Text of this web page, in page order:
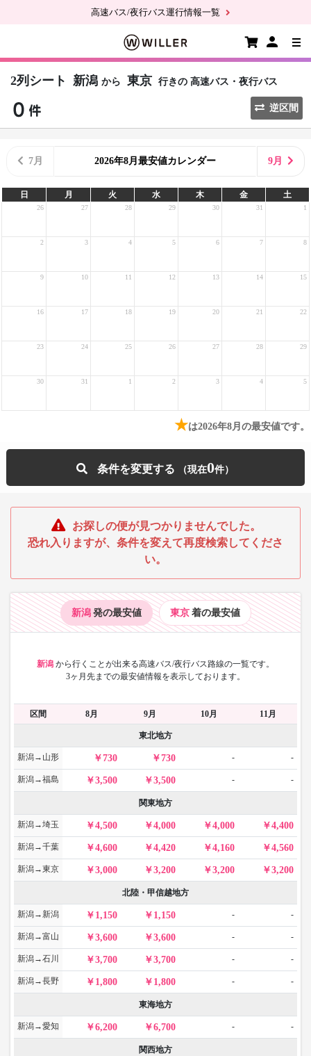
高速バス/夜行バス運行情報一覧
2列シート 新潟 から 東京 行きの 高速バス・夜行バス
逆区間
7月 2026年8月最安値カレンダー 9月
日 月 火 水 木 金 土
26 27 28 29 30 31 1
2 3 4 5 6 7 8
9 10 11 12 13 14 15
16 17 18 19 20 21 22
23 24 25 26 27 28 29
30 31 1 2 3 4 5
★は2026年8月の最安値です。
条件を変更する 0
お探しの便が見つかりませんでした。
恐れ入りますが、条件を変えて再度検索してくださ
い。
新潟 発の最安値 東京 着の最安値
新潟 から行くことが出来る高速バス/夜行バス路線の一覧です。
3ヶ月先までの最安値情報を表示しております。
区間 8月 9月 10月 11月
東北地方
新潟→山形 730 730 - -
新潟→福島 3,500 3,500 - -
関東地方
新潟→埼玉 4,500 4,000 4,000 4,400
新潟→千葉 4,600 4,420 4,160 4,560
新潟→東京 3,000 3,200 3,200 3,200
北陸・甲信越地方
新潟→新潟 1,150 1,150 - -
新潟→富山 3,600 3,600 - -
新潟→石川 3,700 3,700 - -
新潟→長野 1,800 1,800 - -
東海地方
新潟→愛知 6,200 6,700 - -
関西地方